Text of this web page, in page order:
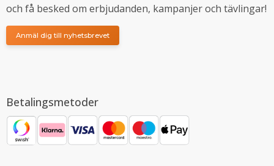
och få besked om erbjudanden, kampanjer och tävlingar!
Anmäl dig till nyhetsbrevet
Betalingsmetoder